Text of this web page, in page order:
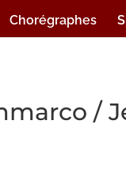
Chorégraphes
/